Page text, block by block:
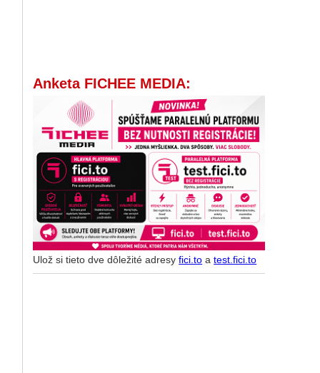
Anketa FICHEE MEDIA:
Ulož si tieto dve dôležité adresyfici.to atest.fici.to